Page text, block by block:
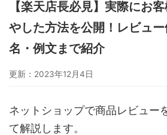
Ameba Ownd makeshop
イージーマイショップ ネットショッ
【楽天店長必見】実際にお
やした方法を公開！レビュ
名・例文まで紹介
更新：2023年12月4日
ネットショップで商品レビュー
て解説します。